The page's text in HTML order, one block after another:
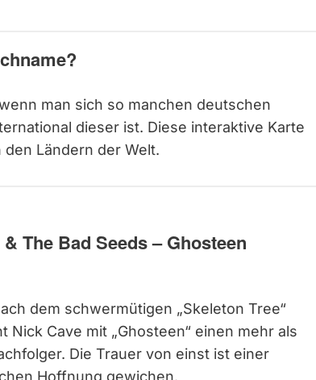
man sich so manchen deutschen
dieser ist. Diese interaktive Karte
Ländern der Welt.
The Bad Seeds – Ghosteen
dem schwermütigen „Skeleton Tree“
Nick Cave mit „Ghosteen“ einen mehr als
Die Trauer von einst ist einer
Hoffnung gewichen.